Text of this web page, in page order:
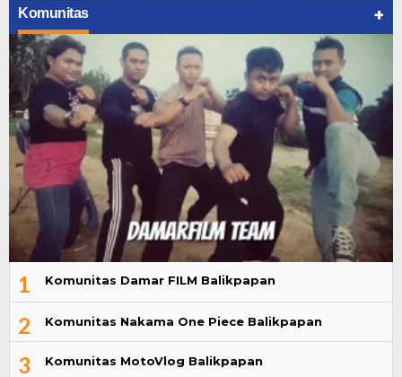
Komunitas +
1 Komunitas Damar FILM Balikpapan
2 Komunitas Nakama One Piece Balikpapan
3 Komunitas MotoVlog Balikpapan